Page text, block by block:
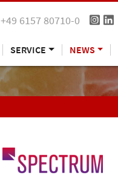
+49 6157 80710-0
SERVICE NEWS